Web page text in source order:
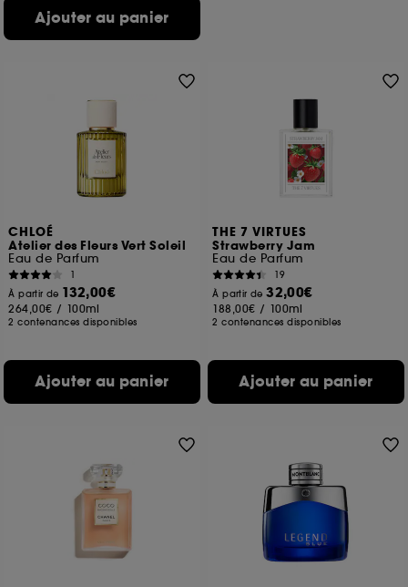
Ajouter au panier
CHLOÉ
Atelier des Fleurs Vert Soleil
Eau de Parfum
1
À partir de 132,00€
264,00€ / 100ml
2 contenances disponibles
Ajouter au panier
THE 7 VIRTUES
Strawberry Jam
Eau de Parfum
19
À partir de32,00€
188,00€ / 100ml
2 contenances disponibles
Ajouter au panier